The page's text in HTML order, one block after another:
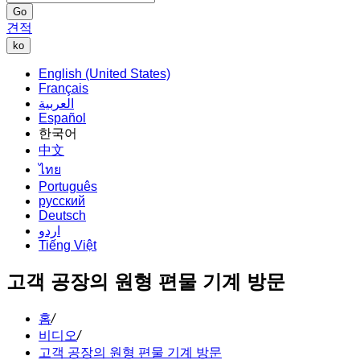
Go
견적
ko
English (United States)
Français
العربية
Español
한국어
中文
ไทย
Português
русский
Deutsch
اردو
Tiếng Việt
고객 공장의 원형 편물 기계 방문
홈/
비디오/
고객 공장의 원형 편물 기계 방문